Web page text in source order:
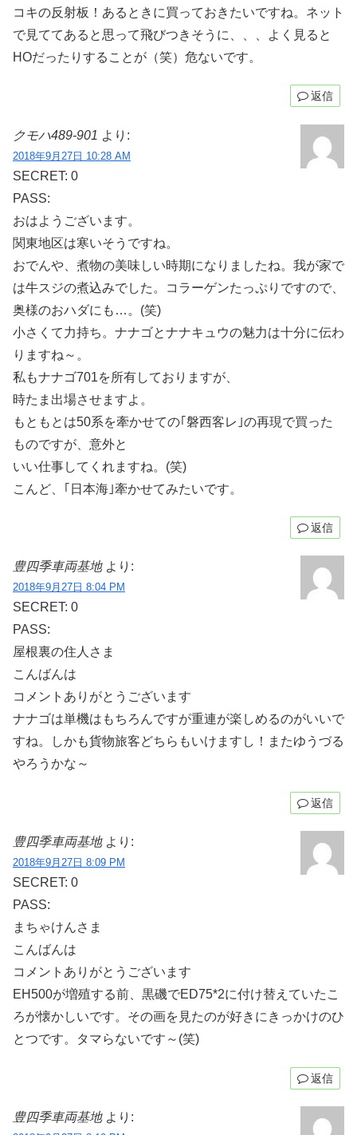
コキの反射板！あるときに買っておきたいですね。ネット
で見ててあると思って飛びつきそうに、、、よく見ると
HOだったりすることが（笑）危ないです。
返信
クモハ489-901 より:
2018年9月27日 10:28 AM
SECRET: 0
PASS:
おはようございます。
関東地区は寒いそうですね。
おでんや、煮物の美味しい時期になりましたね。我が家で
は牛スジの煮込みでした。コラーゲンたっぷりですので、
奥様のおハダにも…。(笑)
小さくて力持ち。ナナゴとナナキュウの魅力は十分に伝わ
りますね～。
私もナナゴ701を所有しておりますが、
時たま出場させますよ。
もともとは50系を牽かせての｢磐西客レ｣の再現で買った
ものですが、意外と
いい仕事してくれますね。(笑)
こんど、｢日本海｣牽かせてみたいです。
返信
豊四季車両基地 より:
2018年9月27日 8:04 PM
SECRET: 0
PASS:
屋根裏の住人さま
こんばんは
コメントありがとうございます
ナナゴは単機はもちろんですが重連が楽しめるのがいいで
すね。しかも貨物旅客どちらもいけますし！またゆうづる
やろうかな～
返信
豊四季車両基地 より:
2018年9月27日 8:09 PM
SECRET: 0
PASS:
まちゃけんさま
こんばんは
コメントありがとうございます
EH500が増殖する前、黒磯でED75*2に付け替えていたこ
ろが懐かしいです。その画を見たのが好きにきっかけのひ
とつです。タマらないです～(笑)
返信
豊四季車両基地 より: